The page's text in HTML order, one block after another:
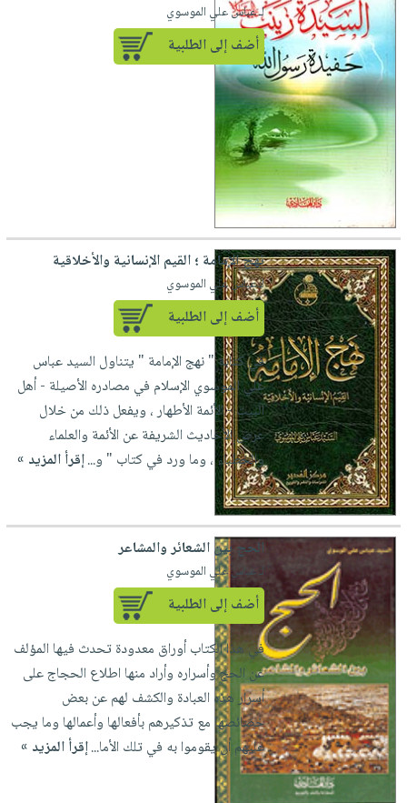
لـ عباس علي الموسوي
أضف إلى الطلبية
نهج الإمامة ؛ القيم الإنسانية والأخلاقية
لـ عباس علي الموسوي
أضف إلى الطلبية
في كتابه " نهج الإمامة " يتناول السيد عباس
علي الموسوي الإسلام في مصادره الأصيلة - أهل
البيت - الأئمة الأطهار ، ويفعل ذلك من خلال
عرض الأحاديث الشريفة عن الأئمة والعلماء
والخطباء ، وما ورد في كتاب " و...إقرأ المزيد »
الحج بين الشعائر والمشاعر
لـ عباس علي الموسوي
أضف إلى الطلبية
في هذا الكتاب أوراق معدودة تحدث فيها المؤلف
عن الحج وأسراره وأراد منها اطلاع الحجاج على
أسرار هذه العبادة والكشف لهم عن بعض
خصائصها مع تذكيرهم بأفعالها وأعمالها وما يجب
عليهم أن يقوموا به في تلك الأما...إقرأ المزيد »